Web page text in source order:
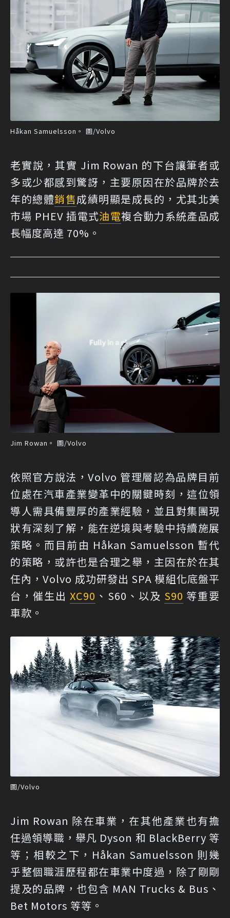
Håkan Samuelsson。 圖/Volvo
老實說，其實 Jim Rowan 的下台讓筆者或
多或少都感到驚訝，主要原因在於品牌於去
年的總體銷售成績明顯是成長的，尤其北美
市場 PHEV 插電式油電複合動力系統產品成
長幅度高達 70%。
Jim Rowan。 圖/Volvo
依照官方說法，Volvo 管理層認為品牌目前
位處在汽車產業變革中的關鍵時刻，這位領
導人需具備豐厚的產業經驗，並且對集團現
狀有深刻了解，能在逆境與考驗中持續施展
策略。而目前由 Håkan Samuelsson 暫代
的策略，或許也是合理之舉，主因在於在其
任內，Volvo 成功研發出 SPA 模組化底盤平
台，催生出XC90 、S60、以及 S90 等重要
車款。
圖/Volvo
Jim Rowan 除在車業，在其他產業也有擔
任過領導職，舉凡 Dyson 和 BlackBerry 等
等；相較之下，Håkan Samuelsson 則幾
乎整個職涯歷程都在車業中度過，除了剛剛
提及的品牌，也包含 MAN Trucks & Bus、
Bet Motors 等等。